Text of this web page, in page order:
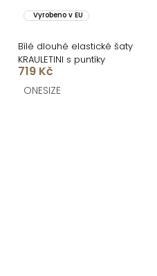
Vyrobeno v EU
Bílé dlouhé elastické šaty
KRAULETINI s puntíky
719 Kč
ONESIZE